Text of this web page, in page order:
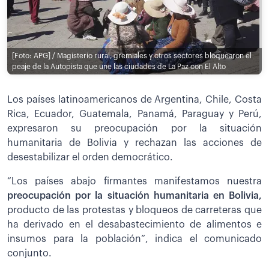
[Foto: APG] / Magisterio rural, gremiales y otros sectores bloquearon el
peaje de la Autopista que une las ciudades de La Paz con El Alto
Los países latinoamericanos de Argentina, Chile, Costa
Rica, Ecuador, Guatemala, Panamá, Paraguay y Perú,
expresaron su preocupación por la situación
humanitaria de Bolivia y rechazan las acciones de
desestabilizar el orden democrático.
“Los países abajo firmantes manifestamos nuestra
preocupación por la situación humanitaria en Bolivia,
producto de las protestas y bloqueos de carreteras que
ha derivado en el desabastecimiento de alimentos e
insumos para la población”, indica el comunicado
conjunto.